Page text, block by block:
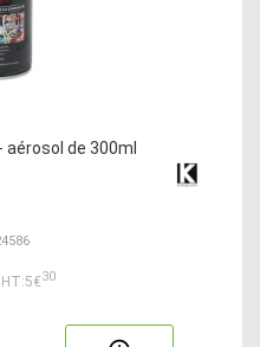
de 300ml
HT:5€30